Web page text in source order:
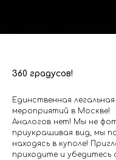
360 градусов!
Единственная
мероприятий в Москве!
Аналогов нет! Мы не
приукрашивая вид, мы
находясь в куполе!
приходите и убедитесь